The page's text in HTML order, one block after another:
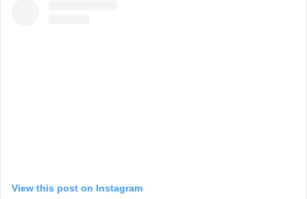
View this post on Instagram